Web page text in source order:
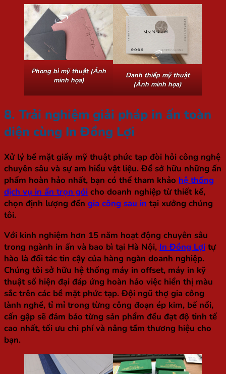
Phong bì mỹ thuật (Ảnh
minh họa)
Danh thiếp mỹ thuật
(Ảnh minh họa)
8. Trải nghiệm giải pháp in ấn toàn
diện cùng In Đồng Lợi
Xử lý bề mặt giấy mỹ thuật phức tạp đòi hỏi công nghệ
chuyên sâu và sự am hiểu vật liệu. Để sở hữu những ấn
phẩm hoàn hảo nhất, bạn có thể tham khảo hệ thống
dịch vụ in ấn trọn gói cho doanh nghiệp từ thiết kế,
chọn định lượng đến gia công sau in tại xưởng chúng
tôi.
Với kinh nghiệm hơn 15 năm hoạt động chuyên sâu
trong ngành in ấn và bao bì tại Hà Nội, In Đồng Lợi tự
hào là đối tác tin cậy của hàng ngàn doanh nghiệp.
Chúng tôi sở hữu hệ thống máy in offset, máy in kỹ
thuật số hiện đại đáp ứng hoàn hảo việc hiển thị màu
sắc trên các bề mặt phức tạp. Đội ngũ thợ gia công
lành nghề, tỉ mỉ trong từng công đoạn ép kim, bế nổi,
cấn gập sẽ đảm bảo từng sản phẩm đều đạt độ tinh tế
cao nhất, tối ưu chi phí và nâng tầm thương hiệu cho
bạn.